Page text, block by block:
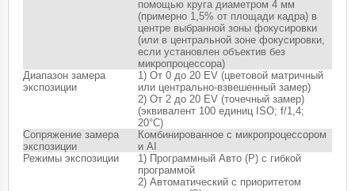
помощью круга диаметром 4 мм
(примерно 1,5% от площади кадра) в
центре выбранной зоны фокусировки
(или в центральной зоне фокусировки,
если установлен объектив без
микропроцессора)
Диапазон замера
экспозиции
1) От 0 до 20 EV (цветовой матричный
или центрально-взвешенный замер)
2) От 2 до 20 EV (точечный замер)
(эквивалент 100 единиц ISO; f/1,4;
20°C)
Сопряжение замера
экспозиции
Комбинированное с микропроцессором
и AI
Режимы экспозиции
1) Программный Авто (P) с гибкой
программой
2) Автоматический с приоритетом